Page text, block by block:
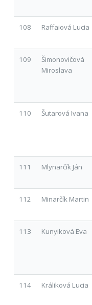
108 Raffaiová Lucia
109
Šimonovičová
Miroslava
110 Šutarová Ivana
111 Mlynarčík Ján
112 Minarčík Martin
113 Kunyiková Eva
114 Králiková Lucia